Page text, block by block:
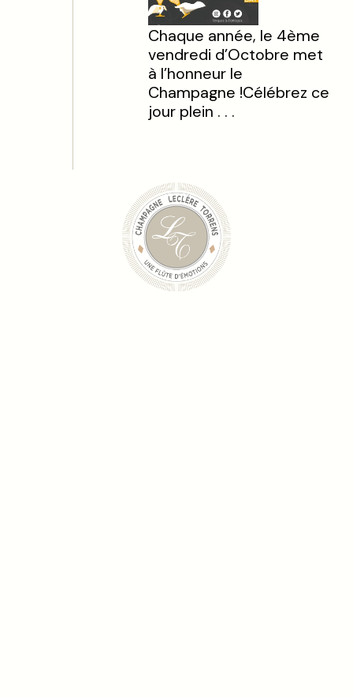
Chaque année, le 4ème
vendredi d’Octobre met
à l’honneur le
Champagne !Célébrez ce
jour plein . . .